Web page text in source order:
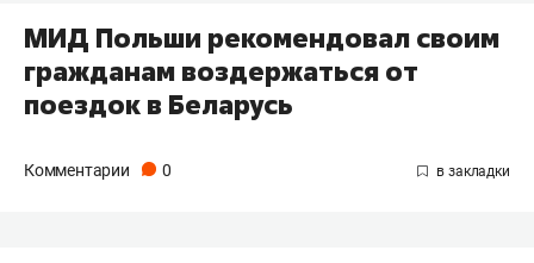
МИД Польши рекомендовал своим
гражданам воздержаться от
поездок в Беларусь
Комментарии 0